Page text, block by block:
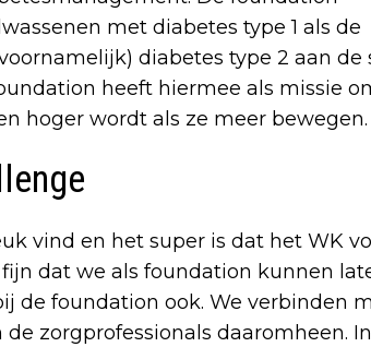
met diabetes type 1 als de
diabetes type 2 aan de
heeft hiermee als missie
hoger wordt als ze meer bewegen.
vind en het super is dat het WK
dat we als foundation kunnen
de foundation ook. We verbinden
zorgprofessionals daaromheen. In